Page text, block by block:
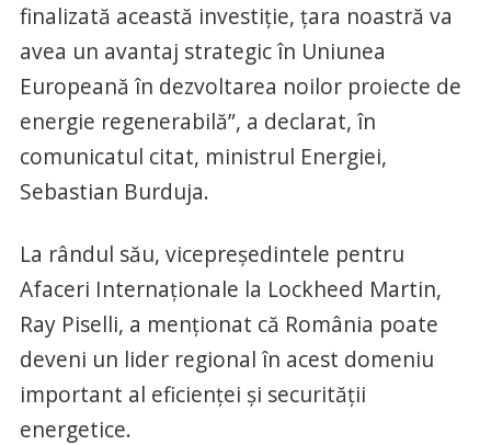
finalizată această investiţie, ţara noastră va
avea un avantaj strategic în Uniunea
Europeană în dezvoltarea noilor proiecte de
energie regenerabilă”, a declarat, în
comunicatul citat, ministrul Energiei,
Sebastian Burduja.
La rândul său, vicepreşedintele pentru
Afaceri Internaţionale la Lockheed Martin,
Ray Piselli, a menţionat că România poate
deveni un lider regional în acest domeniu
important al eficienţei şi securităţii
energetice.